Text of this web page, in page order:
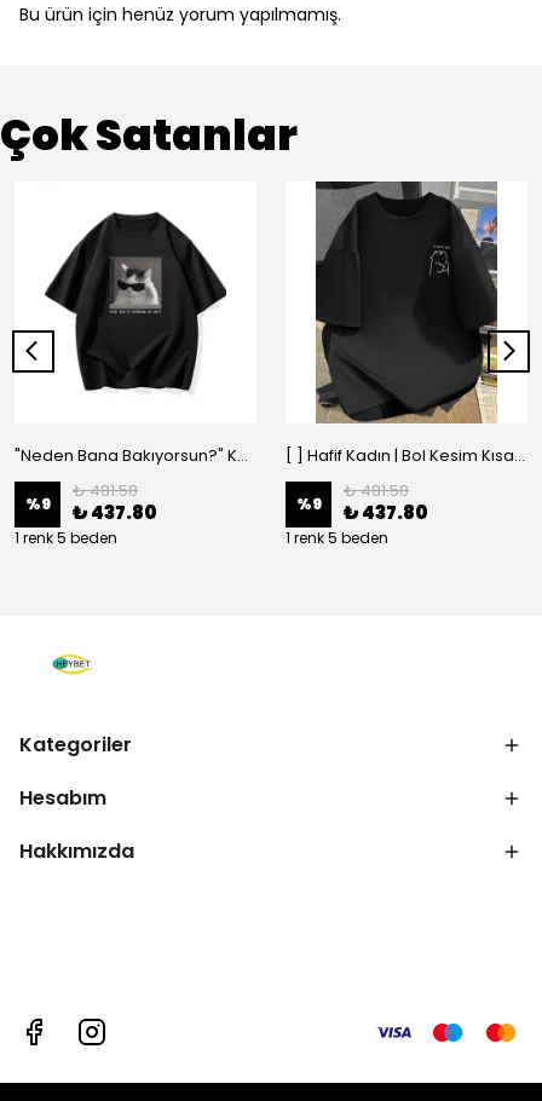
Bu ürün için henüz yorum yapılmamış.
Çok Satanlar
"Neden Bana Bakıyorsun?" Komik Kedi Grafik Tişört - Dijital Baskılı Siyah Bol - Siyah
%9
₺ 481.58
₺ 437.80
1 renk 5 beden
[ ] Hafif Kadın | Bol Kesim Kısa Kollu Yuvarlak Yaka Eğlenceli Karikatür Ayı ve - Siyah
%9
₺ 481.58
₺ 437.80
1 renk 5 beden
Kategoriler
Hesabım
Hakkımızda